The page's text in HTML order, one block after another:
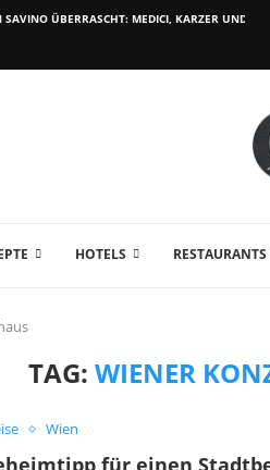
SAVINO ÜBERRASCHT: MEDICI, KARZER UND
HOTELS RESTAURANTS
TAG: WIENER
Wien